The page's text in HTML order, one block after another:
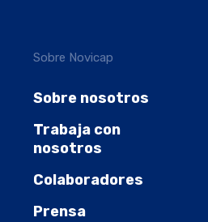
Sobre Novicap
Sobre nosotros
Trabaja con
nosotros
Colaboradores
Prensa